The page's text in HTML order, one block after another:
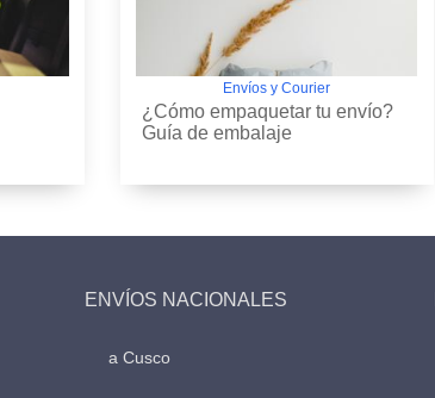
Envíos y Courier
¿Cómo empaquetar tu envío?
Guía de embalaje
ENVÍOS NACIONALES
a Cusco